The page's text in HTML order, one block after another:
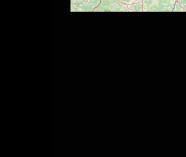
Musiciens